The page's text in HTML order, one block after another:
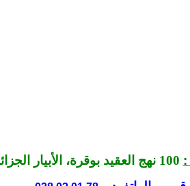
: 100 نهج العقيد بوقرة، الأبيار الجزائر